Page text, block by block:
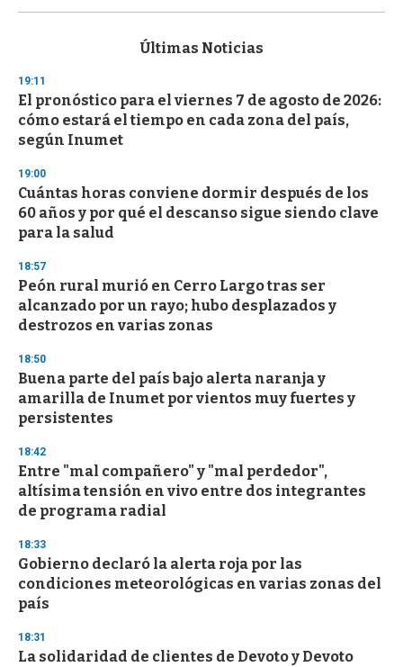
s
d
s
o
f
3
s
e
c
o
n
d
Últimas Noticias
19:11
El pronóstico para el viernes 7 de agosto de 2026:
cómo estará el tiempo en cada zona del país,
según Inumet
19:00
Cuántas horas conviene dormir después de los
60 años y por qué el descanso sigue siendo clave
para la salud
18:57
Peón rural murió en Cerro Largo tras ser
alcanzado por un rayo; hubo desplazados y
destrozos en varias zonas
18:50
Buena parte del país bajo alerta naranja y
amarilla de Inumet por vientos muy fuertes y
persistentes
18:42
Entre "mal compañero" y "mal perdedor",
altísima tensión en vivo entre dos integrantes
de programa radial
18:33
Gobierno declaró la alerta roja por las
condiciones meteorológicas en varias zonas del
país
18:31
La solidaridad de clientes de Devoto y Devoto